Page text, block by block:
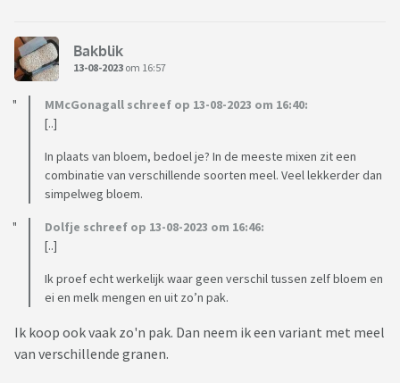
Bakblik
13-08-2023 om 16:57
MMcGonagall schreef op 13-08-2023 om 16:40:
[..]
In plaats van bloem, bedoel je? In de meeste mixen zit een
combinatie van verschillende soorten meel. Veel lekkerder dan
simpelweg bloem.
Dolfje schreef op 13-08-2023 om 16:46:
[..]
Ik proef echt werkelijk waar geen verschil tussen zelf bloem en
ei en melk mengen en uit zo’n pak.
Ik koop ook vaak zo'n pak. Dan neem ik een variant met meel
van verschillende granen.